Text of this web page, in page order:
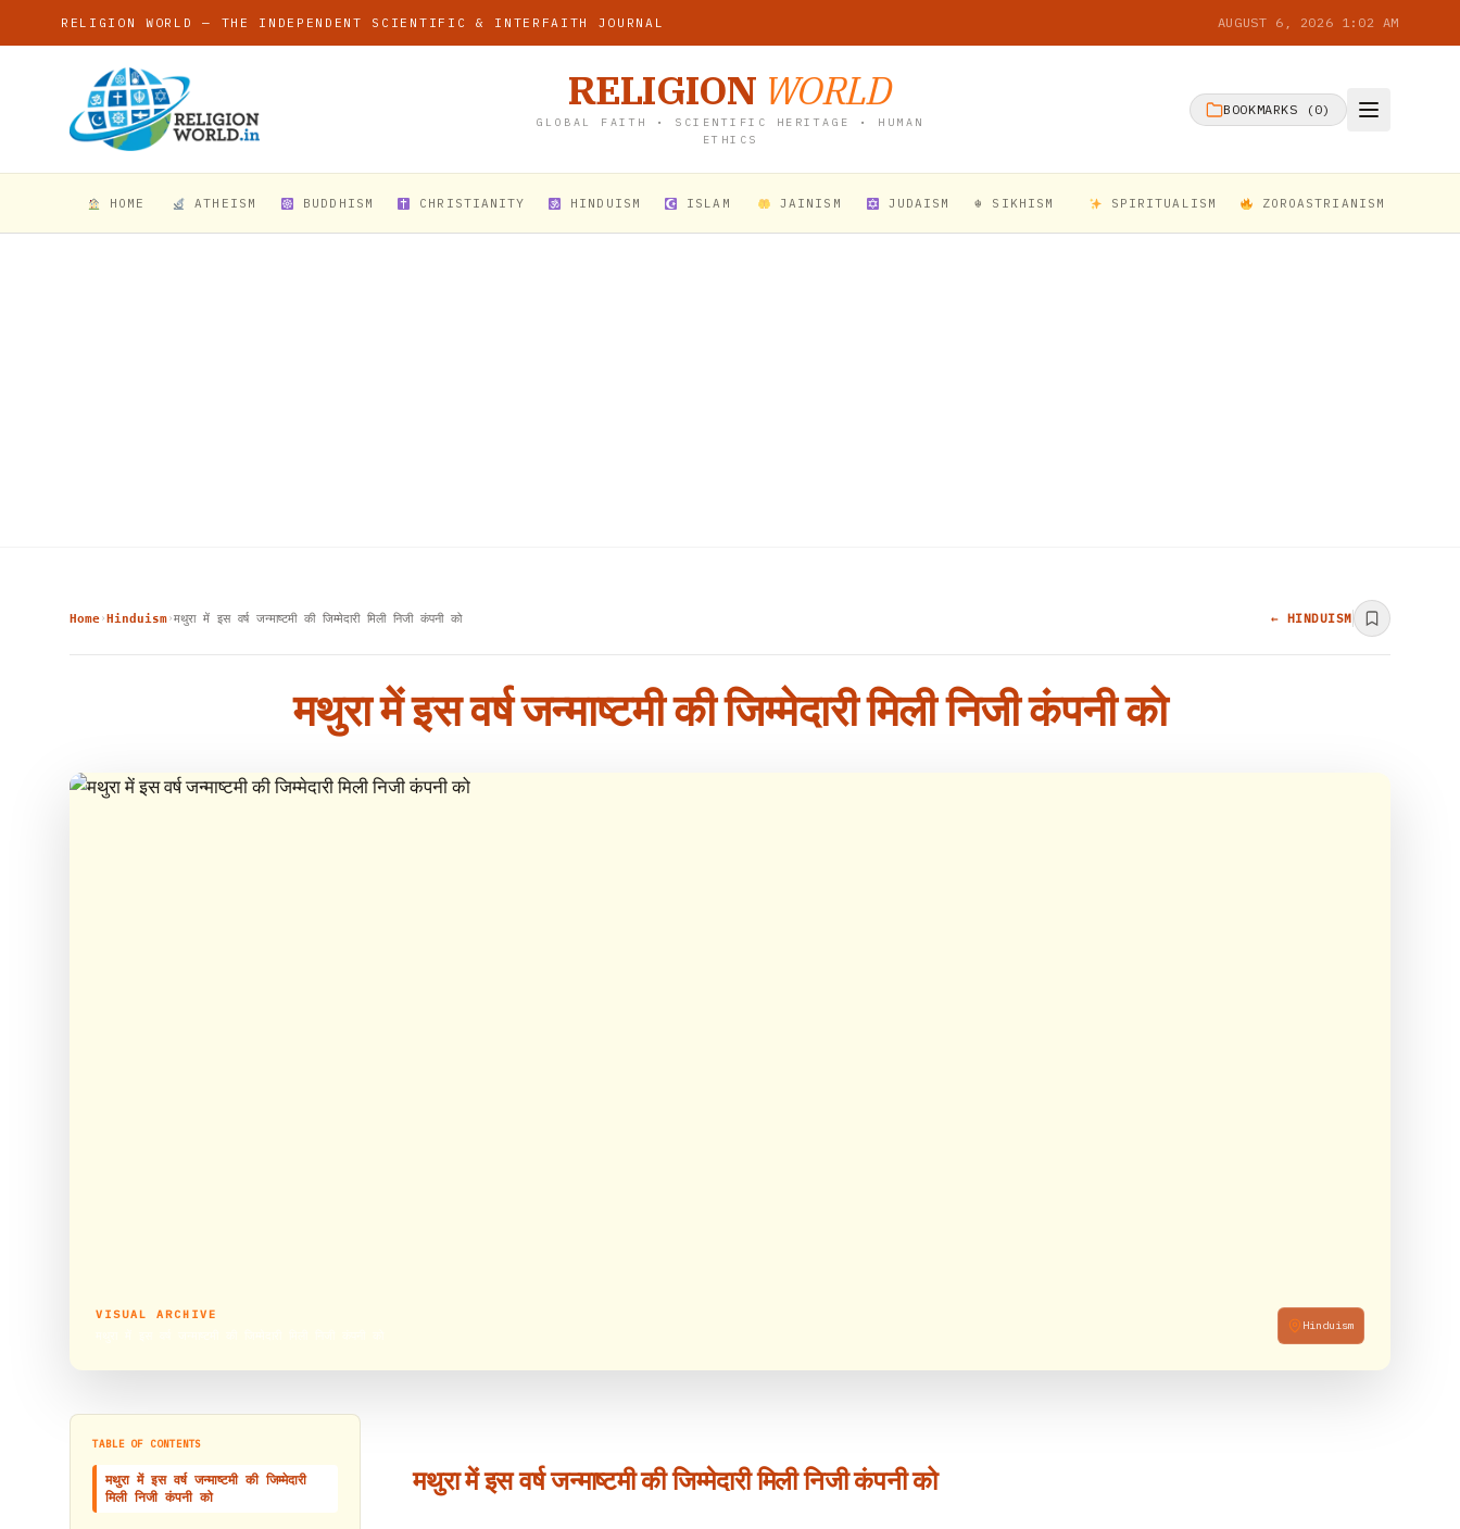
RELIGION WORLD — THE INDEPENDENT SCIENTIFIC & INTERFAITH JOURNAL AUGUST 6, 2026 1:02 AM
RELIGION WORLD
GLOBAL FAITH • SCIENTIFIC HERITAGE • HUMAN
ETHICS
BOOKMARKS ( 0)
HOME ATHEISM BUDDHISM CHRISTIANITY HINDUISM ISLAM JAINISM JUDAISM ☬ SIKHISM SPIRITUALISM ZOROASTRIANISM
Home›Hinduism›मथुरा में इस वर्ष जन्माष्टमी की जिम्मेदारी मिली निजी कंपनी को ← HINDUISM
मथुरा में इस वर्ष जन्माष्टमी की जिम्मेदारी मिली निजी कंपनी को
VISUAL ARCHIVE
Hinduism
TABLE OF CONTENTS
मथुरा में इस वर्ष जन्माष्टमी की जिम्मेदारी
मिली निजी कंपनी को
मथुरामें इस वर्ष जन्माष्टमी की जिम्मेदारी मिली निजीकंपनी को